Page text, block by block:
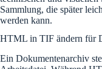
Sammlung, die später
werden kann.
HTML in TIF ändern für
Ein Dokumentenarchiv